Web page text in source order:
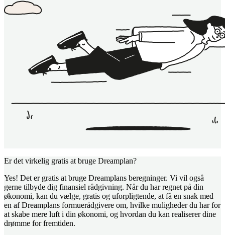
Er det virkelig gratis at bruge Dreamplan?
Yes! Det er gratis at bruge Dreamplans beregninger. Vi vil også
gerne tilbyde dig finansiel rådgivning. Når du har regnet på din
økonomi, kan du vælge, gratis og uforpligtende, at få en snak med
en af Dreamplans formuerådgivere om, hvilke muligheder du har for
at skabe mere luft i din økonomi, og hvordan du kan realiserer dine
drømme for fremtiden.